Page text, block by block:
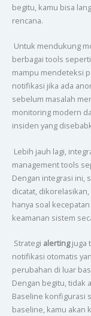
begitu, kamu bisa
rencana.
Untuk mendukung
berbagai tools seperti
mampu mendeteksi
notifikasi jika ada
sebelum masalah
monitoring modern
insiden yang
Lebih jauh lagi,
management tools
Dengan integrasi ini,
dicatat,
hanya soal
keamanan sistem
Strategi alertingjuga
notifikasi otomatis
perubahan di luar
Dengan begitu, tidak
Baseline konfigurasi
baseline, kamu akan